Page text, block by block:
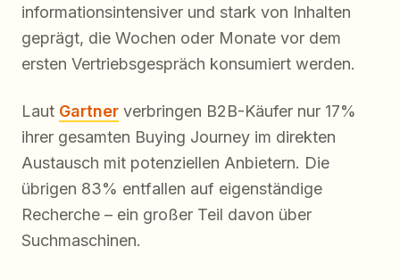
informationsintensiver und stark von Inhalten
geprägt, die Wochen oder Monate vor dem
ersten Vertriebsgespräch konsumiert werden.
Laut Gartner verbringen B2B-Käufer nur 17%
ihrer gesamten Buying Journey im direkten
Austausch mit potenziellen Anbietern. Die
übrigen 83% entfallen auf eigenständige
Recherche – ein großer Teil davon über
Suchmaschinen.